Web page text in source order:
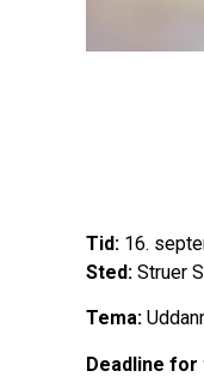
Tid: 16.
Sted: Struer
Tema:
Deadline